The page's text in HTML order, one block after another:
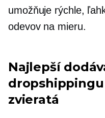
umožňuje rýchle,
odevov na mieru.
Najlepší
zvieratá